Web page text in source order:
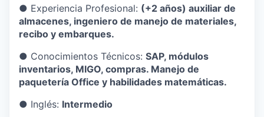
● Experiencia Profesional: (+2 años) auxiliar de
almacenes, ingeniero de manejo de materiales,
recibo y embarques.
● Conocimientos Técnicos: SAP, módulos
inventarios, MIGO, compras. Manejo de
paquetería Office y habilidades matemáticas.
● Inglés: Intermedio